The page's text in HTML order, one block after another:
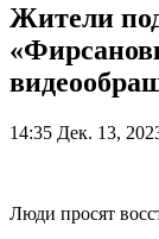
Жители
14:35 Дек. 13,
Люди просят